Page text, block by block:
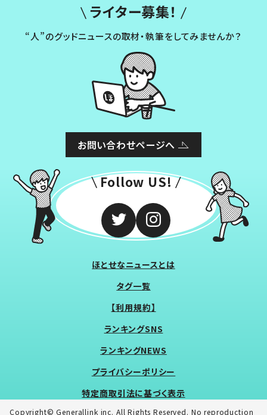
ライター募集！
“人”のグッドニュースの取材・執筆をしてみませんか？
お問い合わせページへ
Follow US!
ほとせなニュースとは
タグ一覧
【利用規約】
ランキングSNS
ランキングNEWS
プライバシーポリシー
特定商取引法に基づく表示
Copyright© Generallink inc. All Rights Reserved. No reproduction